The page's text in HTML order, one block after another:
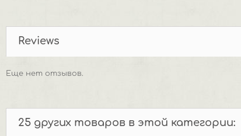
Reviews
Еще нет отзывов.
25 других товаров в этой категории: